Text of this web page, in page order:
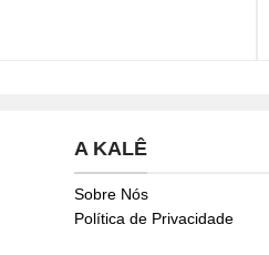
A KALÊ
Sobre Nós
Política de Privacidade